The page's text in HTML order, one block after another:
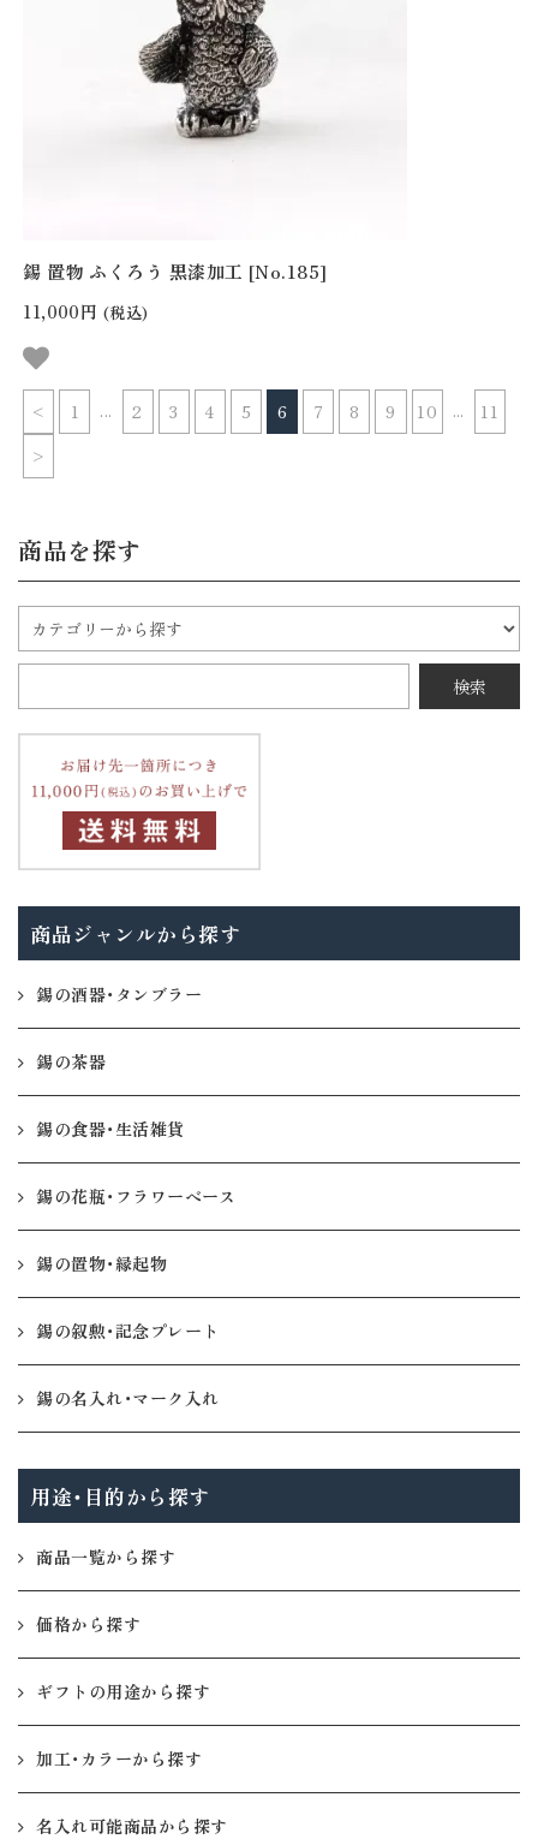
錫 置物 ふくろう 黒漆加工 [No.185]
11,000円 (税込)
< 1 ... 2 3 4 5 6 7 8 9 10 ...
11
>
商品を探す
商品ジャンルから探す
錫の酒器・タンブラー
錫の茶器
錫の食器・生活雑貨
錫の花瓶・フラワーベース
錫の置物・縁起物
錫の叙勲・記念プレート
錫の名入れ・マーク入れ
用途・目的から探す
商品一覧から探す
価格から探す
ギフトの用途から探す
加工・カラーから探す
名入れ可能商品から探す